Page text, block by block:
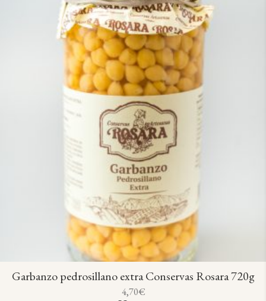
Garbanzo pedrosillano extra Conservas Rosara 720g
4,70€